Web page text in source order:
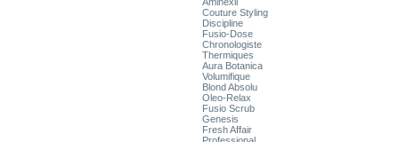
Couture Styling
Discipline
Fusio-Dose
Chronologiste
Thermiques
Aura Botanica
Volumifique
Blond Absolu
Oleo-Relax
Fusio Scrub
Genesis
Fresh Affair